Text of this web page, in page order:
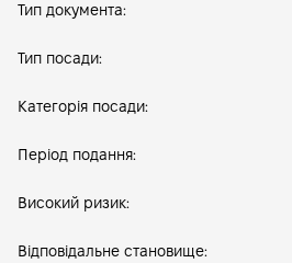
Тип документа:
Тип посади:
Категорія посади:
Період подання:
Високий ризик:
Відповідальне становище: